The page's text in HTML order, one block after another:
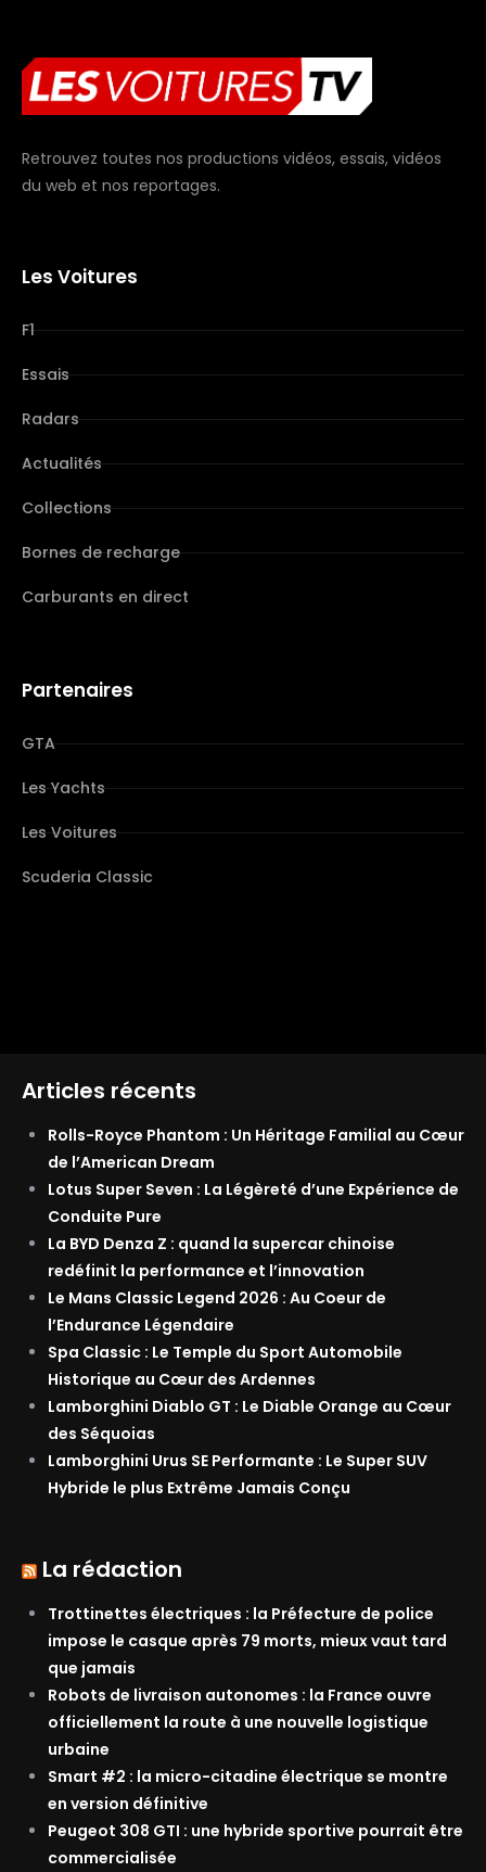
Retrouvez toutes nos productions vidéos, essais, vidéos
du web et nos reportages.
Les Voitures
F1
Essais
Radars
Actualités
Collections
Bornes de recharge
Carburants en direct
Partenaires
GTA
Les Yachts
Les Voitures
Scuderia Classic
Articles récents
Rolls-Royce Phantom : Un Héritage Familial au Cœur
de l’American Dream
Lotus Super Seven : La Légèreté d’une Expérience de
Conduite Pure
La BYD Denza Z : quand la supercar chinoise
redéfinit la performance et l’innovation
Le Mans Classic Legend 2026 : Au Coeur de
l’Endurance Légendaire
Spa Classic : Le Temple du Sport Automobile
Historique au Cœur des Ardennes
Lamborghini Diablo GT : Le Diable Orange au Cœur
des Séquoias
Lamborghini Urus SE Performante : Le Super SUV
Hybride le plus Extrême Jamais Conçu
La rédaction
Trottinettes électriques : la Préfecture de police
impose le casque après 79 morts, mieux vaut tard
que jamais
Robots de livraison autonomes : la France ouvre
officiellement la route à une nouvelle logistique
urbaine
Smart #2 : la micro-citadine électrique se montre
en version définitive
Peugeot 308 GTI : une hybride sportive pourrait être
commercialisée